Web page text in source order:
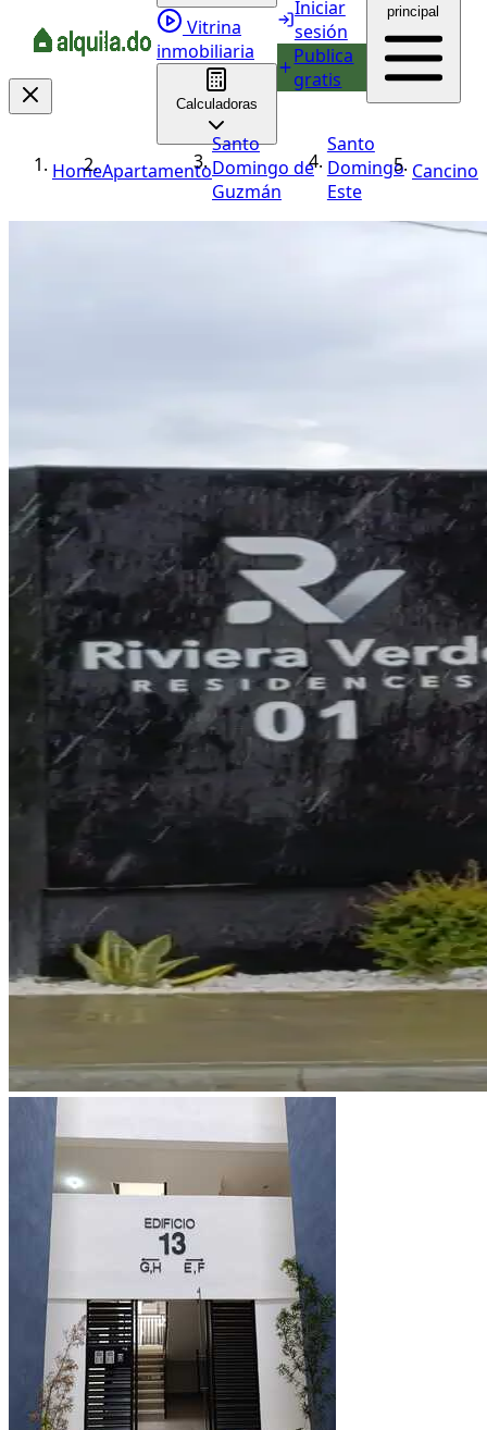
Vitrina
inmobiliaria
Calculadoras
Iniciar
sesión
Publica
gratis
principal
HomeApartamento
Santo
Domingo de
Guzmán
Santo
Domingo
Este
Cancino